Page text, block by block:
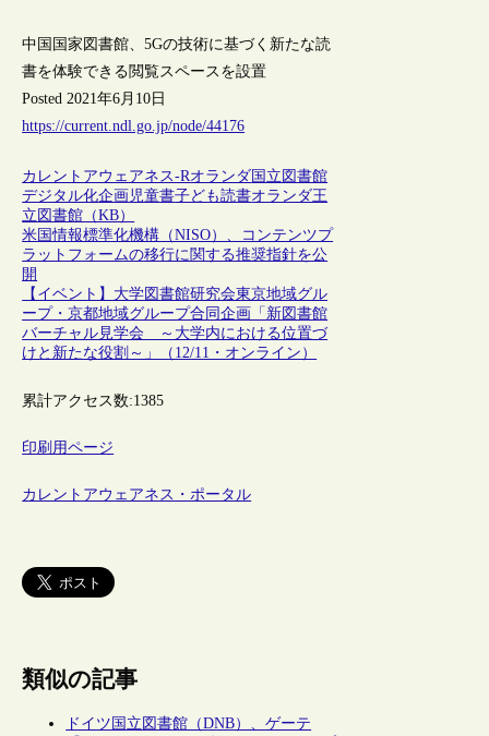
中国国家図書館、5Gの技術に基づく新たな読
書を体験できる閲覧スペースを設置
Posted 2021年6月10日
https://current.ndl.go.jp/node/44176
カレントアウェアネス-Rオランダ国立図書館
デジタル化企画 児童書子ども読書オランダ王
立図書館（KB）
米国情報標準化機構（NISO）、コンテンツプ
ラットフォームの移行に関する推奨指針を公
開
【イベント】大学図書館研究会東京地域グル
ープ・京都地域グループ合同企画「新図書館
バーチャル見学会 ～大学内における位置づ
けと新たな役割～」（12/11・オンライン）
累計アクセス数:1385
印刷用ページ
カレントアウェアネス・ポータル
類似の記事
ドイツ国立図書館（DNB）、ゲーテ